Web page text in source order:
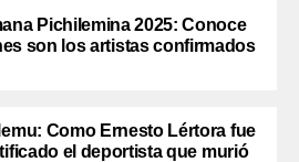
Pichilemina 2025: Conoce
son los artistas confirmados
Como Ernesto Lértora fue
el deportista que murió